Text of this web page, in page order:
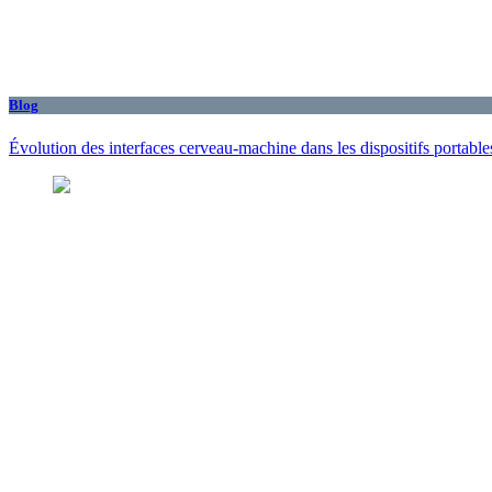
Blog
Évolution des interfaces cerveau-machine dans les dispositifs